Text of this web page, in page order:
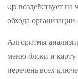
up воздействует на
обхода организации
Алгоритмы
меню блоки и
перечень всех